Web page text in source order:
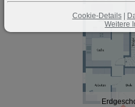
Cookie-Details|
Weitere